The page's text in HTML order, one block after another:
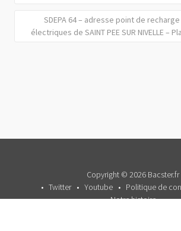
SDEPA 64 – adresse point de
électriques de SAINT PEE SUR NIVELLE –
Copyright © 2026 Bacster.fr
Twitter
Youtube
Politique de
Notre histoire